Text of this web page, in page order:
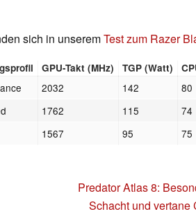
sich in unseremTest zum Razer
GPU-Takt (MHz) TGP (Watt)
2032 142 80
1762 115 74
1567 95 75
Predator Atlas 8:
Schacht und vertane